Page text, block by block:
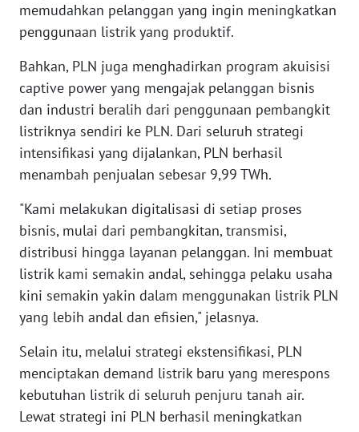
memudahkan pelanggan yang ingin meningkatkan
penggunaan listrik yang produktif.
Bahkan, PLN juga menghadirkan program akuisisi
captive power yang mengajak pelanggan bisnis
dan industri beralih dari penggunaan pembangkit
listriknya sendiri ke PLN. Dari seluruh strategi
intensifikasi yang dijalankan, PLN berhasil
menambah penjualan sebesar 9,99 TWh.
"Kami melakukan digitalisasi di setiap proses
bisnis, mulai dari pembangkitan, transmisi,
distribusi hingga layanan pelanggan. Ini membuat
listrik kami semakin andal, sehingga pelaku usaha
kini semakin yakin dalam menggunakan listrik PLN
yang lebih andal dan efisien," jelasnya.
Selain itu, melalui strategi ekstensifikasi, PLN
menciptakan demand listrik baru yang merespons
kebutuhan listrik di seluruh penjuru tanah air.
Lewat strategi ini PLN berhasil meningkatkan
KALBAR
KALTENG
WN
KALTARA
WN
WN
KALTIM
SULSEL
WN
GORONTALO
SULUT